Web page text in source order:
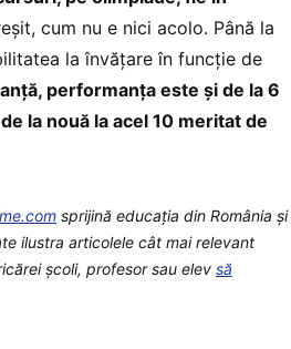
cum nu e nici acolo. Până la
la învățare în funcție de
performanța este și de la 6
la nouă la acel 10 meritat de
sprijină educaţia din România şi
ilustra articolele cât mai relevant
școli, profesor sau elev să